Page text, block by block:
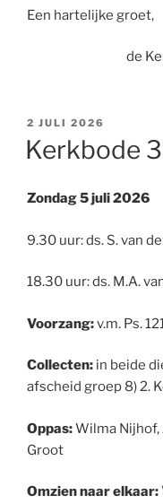
Een hartelijke groet,
de
GEPLAATST
OP
2 JULI 2026
Kerkbode
Zondag 5 juli 2026
9.30 uur: ds. S. van
18.30 uur: ds. M.A.
Voorzang:v.m. Ps.
Collecten: in beide
afscheid groep 8) 2.
Oppas:Wilma Nijhof,
Groot
Omzien naar elkaar: